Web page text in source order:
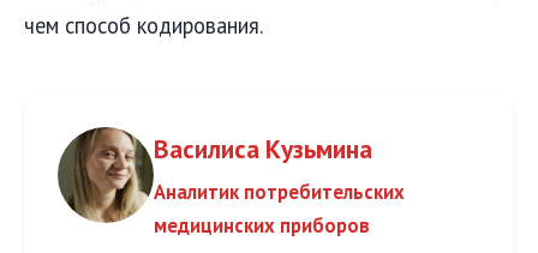
чем способ кодирования.
Василиса Кузьмина
Аналитик потребительских
медицинских приборов